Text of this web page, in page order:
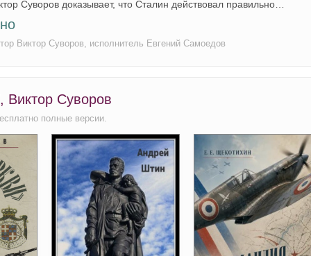
Суворов доказывает, что Сталин действовал правильно…
Виктор Суворов, исполнитель Евгений Самоедов
Виктор Суворов
полные версии.